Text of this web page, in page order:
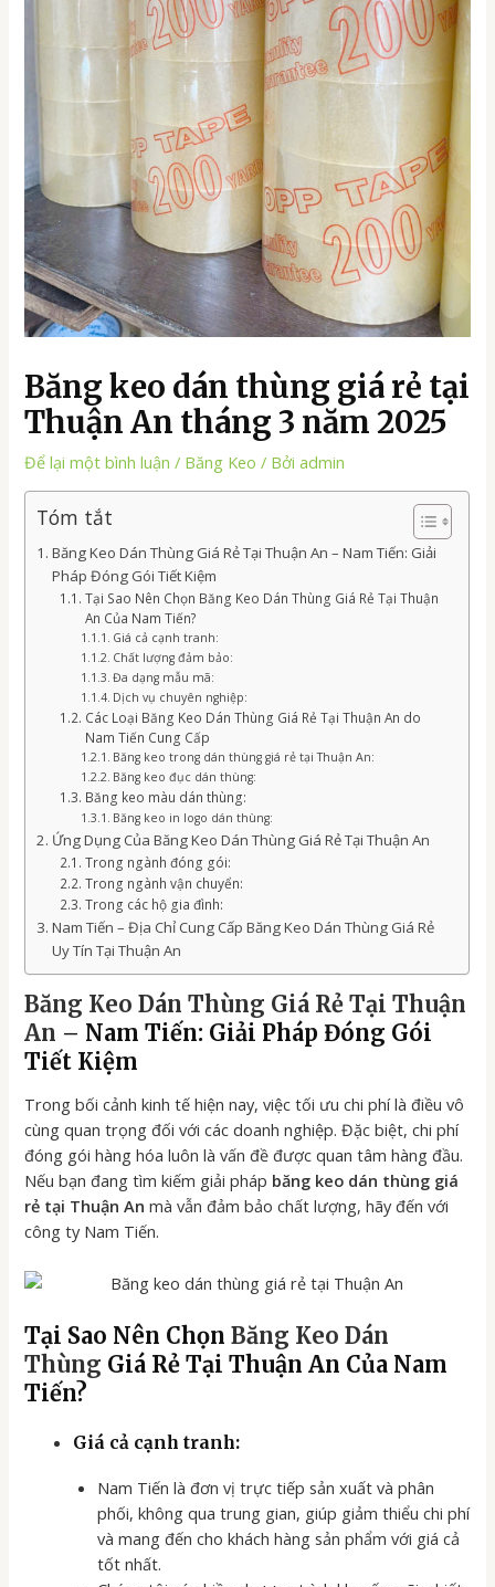
Băng keo dán thùng giá rẻ tại
Thuận An tháng 3 năm 2025
Để lại một bình luận / Băng Keo / Bởiadmin
Tóm tắt
Băng Keo Dán Thùng Giá Rẻ Tại Thuận An – Nam Tiến: Giải
Pháp Đóng Gói Tiết Kiệm
Tại Sao Nên Chọn Băng Keo Dán Thùng Giá Rẻ Tại Thuận
An Của Nam Tiến?
Giá cả cạnh tranh:
Chất lượng đảm bảo:
Đa dạng mẫu mã:
Dịch vụ chuyên nghiệp:
Các Loại Băng Keo Dán Thùng Giá Rẻ Tại Thuận An do
Nam Tiến Cung Cấp
Băng keo trong dán thùng giá rẻ tại Thuận An:
Băng keo đục dán thùng:
Băng keo màu dán thùng:
Băng keo in logo dán thùng:
Ứng Dụng Của Băng Keo Dán Thùng Giá Rẻ Tại Thuận An
Trong ngành đóng gói:
Trong ngành vận chuyển:
Trong các hộ gia đình:
Nam Tiến – Địa Chỉ Cung Cấp Băng Keo Dán Thùng Giá Rẻ
Uy Tín Tại Thuận An
Băng Keo Dán Thùng Giá Rẻ Tại Thuận
An – Nam Tiến: Giải Pháp Đóng Gói
Tiết Kiệm
Trong bối cảnh kinh tế hiện nay, việc tối ưu chi phí là điều vô
cùng quan trọng đối với các doanh nghiệp. Đặc biệt, chi phí
đóng gói hàng hóa luôn là vấn đề được quan tâm hàng đầu.
Nếu bạn đang tìm kiếm giải pháp băng keo dán thùng giá
rẻ tại Thuận An mà vẫn đảm bảo chất lượng, hãy đến với
công ty Nam Tiến.
Tại Sao Nên ChọnBăng Keo Dán
Thùng Giá Rẻ Tại Thuận An Của Nam
Tiến?
Giá cả cạnh tranh:
Nam Tiến là đơn vị trực tiếp sản xuất và phân
phối, không qua trung gian, giúp giảm thiểu chi phí
và mang đến cho khách hàng sản phẩm với giá cả
tốt nhất.